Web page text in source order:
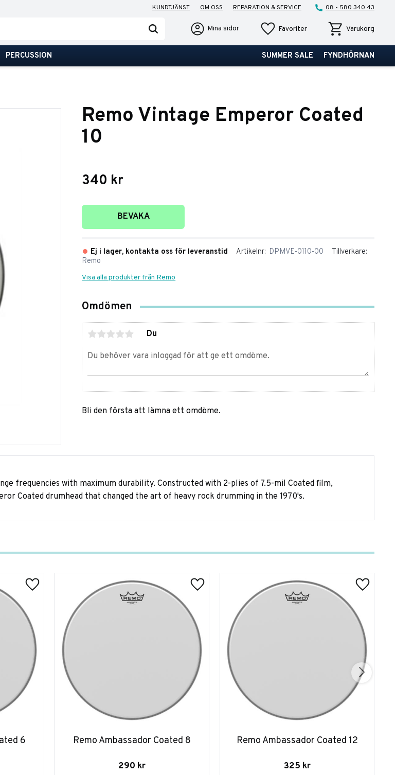
KUNDTJÄNST OM OSS REPARATION & SERVICE 08 - 580 340 43
Mina sidor FavoriterFavoriter KundvagnVarukorg
PERCUSSION SUMMER SALE FYNDHÖRNAN
Remo Vintage Emperor Coated
10
340 kr
Lägg till i favoriter
BEVAKA
Ej i lager, kontakta oss för leveranstid Artikelnr DPMVE-0110-00
Tillverkare
Remo
Visa alla produkter från Remo
Omdömen
Du
Bli den första att lämna ett omdöme.
frequencies with maximum durability. Constructed with 2-plies of 7.5-mil Coated film,
Coated drumhead that changed the art of heavy rock drumming in the 1970's.
6 Remo Ambassador Coated 8
290 kr
Remo Ambassador Coated 12
325 kr